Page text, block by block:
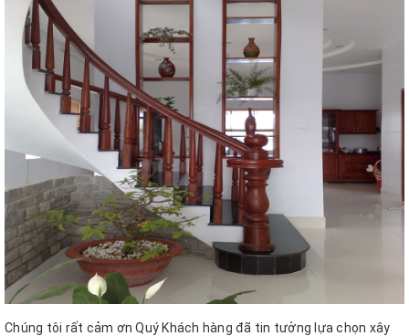
Chúng tôi rất cảm ơn Quý Khách hàng đã tin tưởng lựa chọn xây